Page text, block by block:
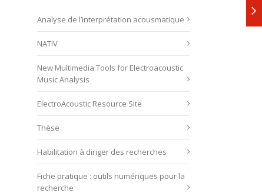
Analyse de l’interprétation acousmatique
NATIV
New Multimedia Tools for Electroacoustic
Music Analysis
ElectroAcoustic Resource Site
Thèse
Habilitation à diriger des recherches
Fiche pratique : outils numériques pour la
recherche